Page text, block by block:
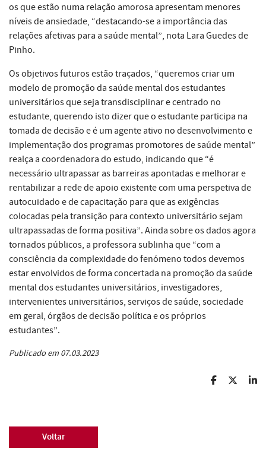
os que estão numa relação amorosa apresentam menores
níveis de ansiedade, “destacando-se a importância das
relações afetivas para a saúde mental”, nota Lara Guedes de
Pinho.
Os objetivos futuros estão traçados, “queremos criar um
modelo de promoção da saúde mental dos estudantes
universitários que seja transdisciplinar e centrado no
estudante, querendo isto dizer que o estudante participa na
tomada de decisão e é um agente ativo no desenvolvimento e
implementação dos programas promotores de saúde mental”
realça a coordenadora do estudo, indicando que “é
necessário ultrapassar as barreiras apontadas e melhorar e
rentabilizar a rede de apoio existente com uma perspetiva de
autocuidado e de capacitação para que as exigências
colocadas pela transição para contexto universitário sejam
ultrapassadas de forma positiva”. Ainda sobre os dados agora
tornados públicos, a professora sublinha que “com a
consciência da complexidade do fenómeno todos devemos
estar envolvidos de forma concertada na promoção da saúde
mental dos estudantes universitários, investigadores,
intervenientes universitários, serviços de saúde, sociedade
em geral, órgãos de decisão política e os próprios
estudantes”.
Publicado em 07.03.2023
Voltar